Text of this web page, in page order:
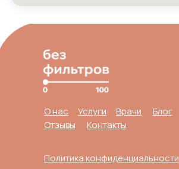
О нас Услуги Врачи
Блог
Отзывы
Контакты
Политика конфиденциальности